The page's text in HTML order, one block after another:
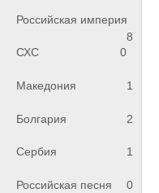
Российская империя
8
СХС
0
Македония 1
Болгария 2
Сербия 1
Российская песня 0